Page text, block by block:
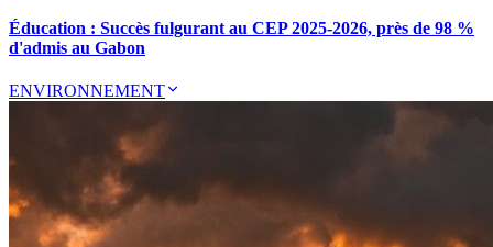
Éducation : Succès fulgurant au CEP 2025-2026, près de 98 %
d'admis au Gabon
ENVIRONNEMENT